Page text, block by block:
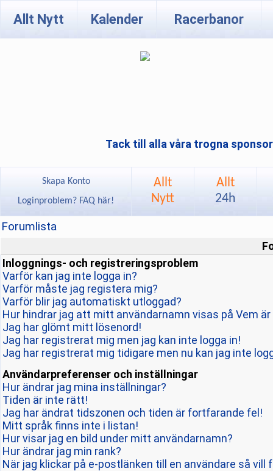
Allt Nytt Kalender Racerbanor
Tack till alla våra trogna
Skapa Konto
Loginproblem? FAQ här!
Allt
Nytt
Allt
24h
Forumlista
Inloggnings- och registreringsproblem
Varför kan jag inte logga in?
Varför måste jag registera mig?
Varför blir jag automatiskt utloggad?
Hur hindrar jag att mitt användarnamn visas på Vem
Jag har glömt mitt lösenord!
Jag har registrerat mig men jag kan inte logga in!
Jag har registrerat mig tidigare men nu kan jag inte
Användarpreferenser och inställningar
Hur ändrar jag mina inställningar?
Tiden är inte rätt!
Jag har ändrat tidszonen och tiden är fortfarande fel!
Mitt språk finns inte i listan!
Hur visar jag en bild under mitt användarnamn?
Hur ändrar jag min rank?
När jag klickar på e-postlänken till en användare så vill